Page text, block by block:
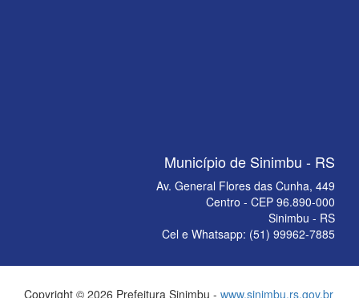
Município de Sinimbu - RS
Av. General Flores das Cunha, 449
Centro - CEP 96.890-000
Sinimbu - RS
Cel e Whatsapp: (51) 99962-7885
Copyright © 2026 Prefeitura Sinimbu - www.sinimbu.rs.gov.br